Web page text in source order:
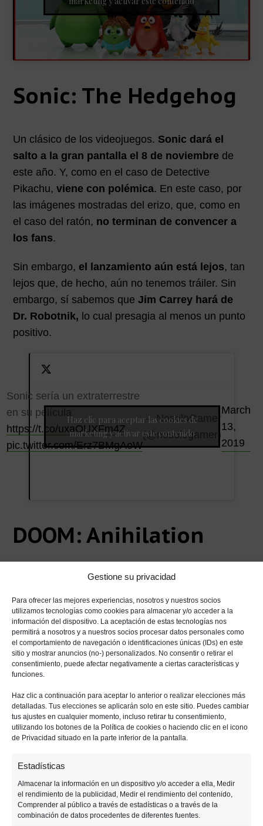
Gestione su privacidad
Para ofrecer las mejores experiencias, nosotros y nuestros socios
utilizamos tecnologías como cookies para almacenar y/o acceder a la
información del dispositivo. La aceptación de estas tecnologías nos
permitirá a nosotros y a nuestros socios procesar datos personales como
el comportamiento de navegación o identificaciones únicas (IDs) en este
sitio y mostrar anuncios (no-) personalizados. No consentir o retirar el
consentimiento, puede afectar negativamente a ciertas características y
funciones.
Haz clic a continuación para aceptar lo anterior o realizar elecciones más
detalladas. Tus elecciones se aplicarán solo en este sitio. Puedes cambiar
tus ajustes en cualquier momento, incluso retirar tu consentimiento,
utilizando los botones de la Política de cookies o haciendo clic en el icono
de Privacidad situado en la parte inferior de la pantalla.
Estadísticas
Almacenar la información en un dispositivo y/o acceder a ella, Medir
el rendimiento de la publicidad, Medir el rendimiento del contenido,
Comprender al público a través de estadísticas o a través de la
combinación de datos procedentes de diferentes fuentes.
Sonic: The Hedgehog
Un clásico de los videojuegos. Sonic dará el
salto a la gran pantalla el 8 de noviembre de
este año. Y, como en el caso de Detective
Pikachu,viene con polémica. En este caso, por
las imágenes mostradas del erizo, que, como en
el caso del ratón, no terminan de convencer a
los fans.
Sin embargo, el lanzamiento aún está lejos, tan
lejos que, de hecho, aún no tenemos tráiler. Sin
embargo, sí sabemos queJim Carrey hará de
Dr. Robotnik, lo cual presagia al menos un punto
positivo.
Sonic sería un extraterrestre
en su película
https://t.co/uxaOUXFm4Z
pic.twitter.com/Erz7BMgAoW
— NosoloGamer
(@nosologamer)
March
13,
2019
Haz clic para aceptar las cookies de
marketing y activar este contenido
DOOM: Anihilation
Ya hablamos antes del fiasco que fue la anterior
cinta de DOOM. Pero en
Universal 1440
Entertainmentvolverán a apostar por la
franquicia. Aunque los fans ya muestran su
rechazo hacia el tráiler. Y no es para menos,
puesto quela fórmula es similar al chasco de
2005.
https://www.youtube.com/watch?
v=mDF9CPwSvFA
Marte, donde un experimento ha salido mal
portal al infiernoha sido abierto y ahora los
marines deben hacer frente a demonios. Pero,
viendo el desastre venir,desde la cuenta de